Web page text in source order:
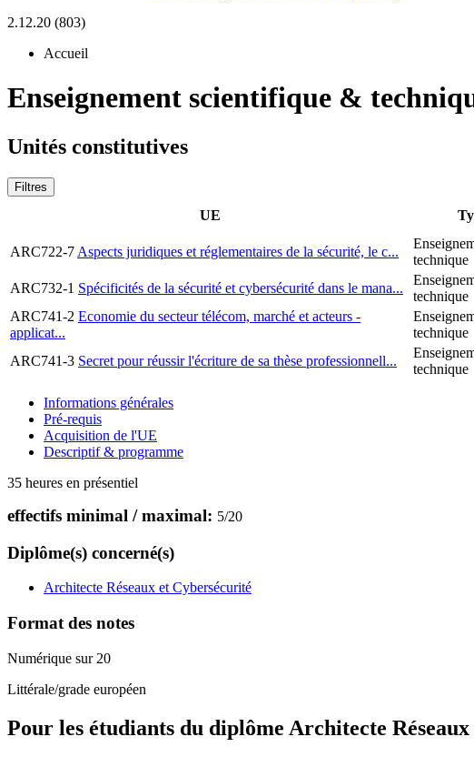
2.12.20 (803)
Accueil
Enseignement scientifique &
Unités constitutives
Filtres
UE
ARC722-7 Aspects juridiques et réglementaires de la sécurité, le c...
technique
ARC732-1 Spécificités de la sécurité et cybersécurité dans le mana...
technique
ARC741-2 Economie du secteur télécom, marché et acteurs -
applicat...
technique
ARC741-3 Secret pour réussir l'écriture de sa thèse professionnell...
technique
Informations générales
Pré-requis
Acquisition de l'UE
Descriptif & programme
35 heures en présentiel
effectifs minimal / maximal: 5/20
Diplôme(s) concerné(s)
Architecte Réseaux et Cybersécurité
Format des notes
Numérique sur 20
Littérale/grade européen
Pour les étudiants du diplôme Architecte